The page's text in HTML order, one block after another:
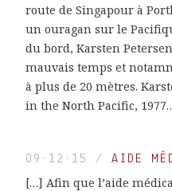
route de Singapour à
un ouragan sur le
du bord, Karsten
mauvais temps et
à plus de 20 mètres.
in the North Pacific,
09·12·15 / AIDE
[…] Afin que l’aide